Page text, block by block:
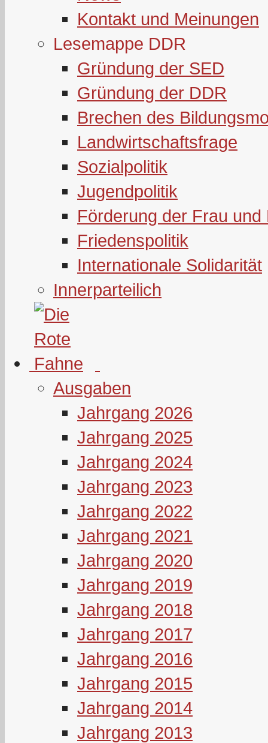
Kontakt und Meinungen
Lesemappe DDR
Gründung der SED
Gründung der DDR
Brechen des
Landwirtschaftsfrage
Sozialpolitik
Jugendpolitik
Förderung der Frau und
Friedenspolitik
Internationale Solidarität
Innerparteilich
Ausgaben
Jahrgang 2026
Jahrgang 2025
Jahrgang 2024
Jahrgang 2023
Jahrgang 2022
Jahrgang 2021
Jahrgang 2020
Jahrgang 2019
Jahrgang 2018
Jahrgang 2017
Jahrgang 2016
Jahrgang 2015
Jahrgang 2014
Jahrgang 2013